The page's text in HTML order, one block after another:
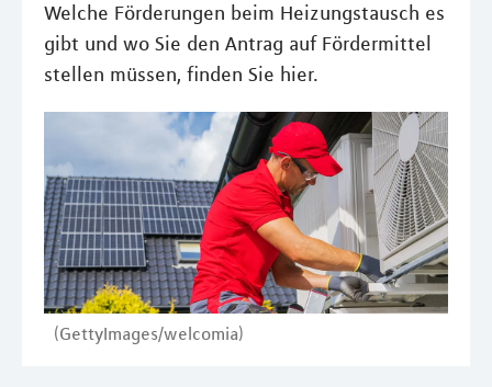
Welche Förderungen beim Heizungstausch es
gibt und wo Sie den Antrag auf Fördermittel
stellen müssen, finden Sie hier.
(GettyImages/welcomia)